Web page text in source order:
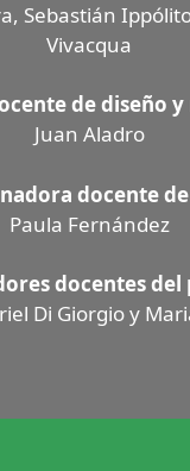
Sebastián
Vivacqua
de diseño y
Juan Aladro
docente
Paula Fernández
docentes
Di Giorgio y